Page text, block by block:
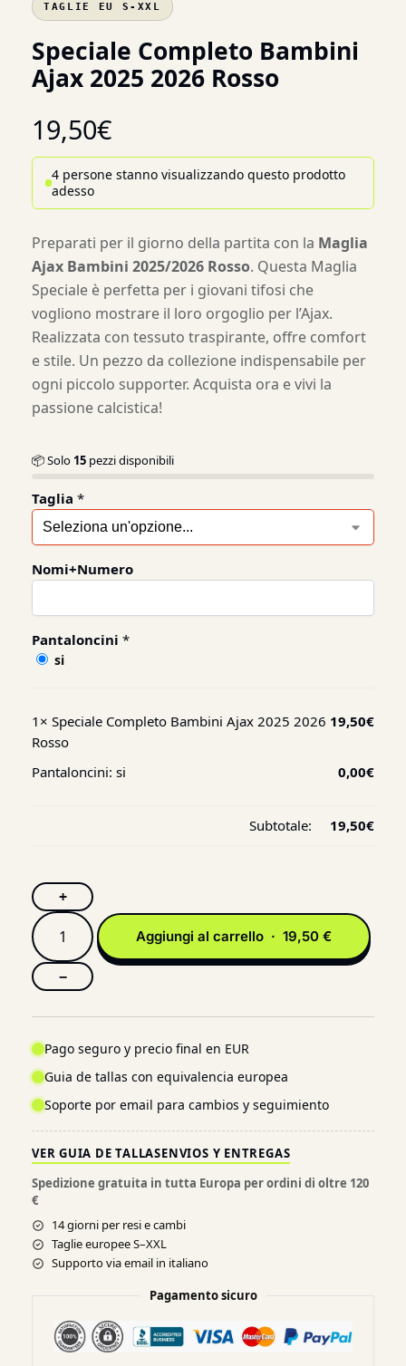
TAGLIE EU S-XXL
Speciale Completo Bambini
Ajax 2025 2026 Rosso
19,50€
4 persone stanno visualizzando questo prodotto
adesso
Preparati per il giorno della partita con la Maglia
Ajax Bambini 2025/2026 Rosso. Questa Maglia
Speciale è perfetta per i giovani tifosi che
vogliono mostrare il loro orgoglio per l’Ajax.
Realizzata con tessuto traspirante, offre comfort
e stile. Un pezzo da collezione indispensabile per
ogni piccolo supporter. Acquista ora e vivi la
passione calcistica!
📦 Solo 15 pezzi disponibili
Taglia *
Nomi+Numero
Pantaloncini *
si
1× Speciale Completo Bambini Ajax 2025 2026
Rosso
19,50€
Pantaloncini: si 0,00€
Subtotale: 19,50€
+
−
Aggiungi al carrello · 19,50 €
Pago seguro y precio final en EUR
Guia de tallas con equivalencia europea
Soporte por email para cambios y seguimiento
VER GUIA DE TALLASENVIOS Y ENTREGAS
Spedizione gratuita in tutta Europa per ordini di oltre 120
€
14 giorni per resi e cambi
Taglie europee S–XXL
Supporto via email in italiano
Pagamento sicuro